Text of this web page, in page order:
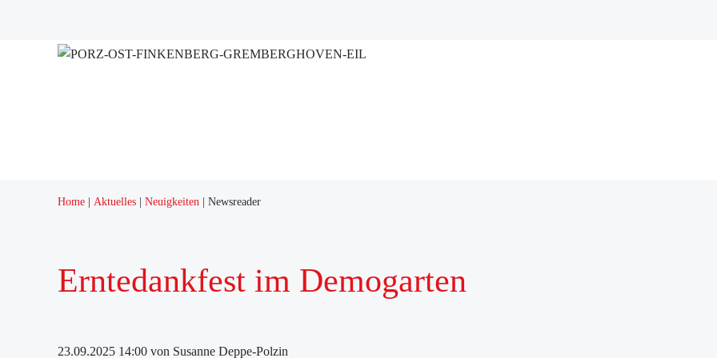
Home Aktuelles Neuigkeiten Newsreader
Erntedankfest im Demogarten
23.09.2025 14:00 von Susanne Deppe-Polzin